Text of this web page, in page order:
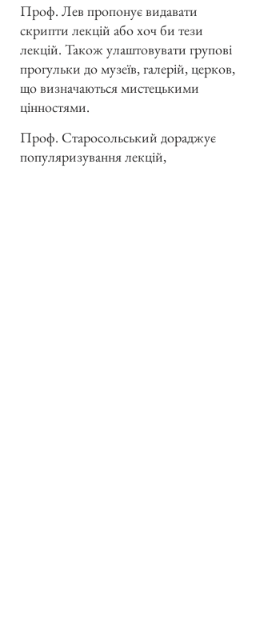
Проф. Лев пропонує видавати
скрипти лекцій або хоч би тези
лекцій. Також улаштовувати групові
прогульки до музеїв, галерій, церков,
що визначаються мистецькими
цінностями.
Проф. Старосольський дораджує
популяризування лекцій,